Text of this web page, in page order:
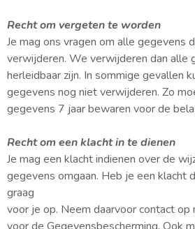
Recht om vergeten te worden
Je mag ons vragen om alle gegevens
verwijderen. We verwijderen dan alle
herleidbaar zijn. In sommige gevallen
gegevens nog niet verwijderen. Zo
gegevens 7 jaar bewaren voor de
Recht om een klacht in te dienen
Je mag een klacht indienen over de
gegevens omgaan. Heb je een klacht
graag
voor je op. Neem daarvoor contact op